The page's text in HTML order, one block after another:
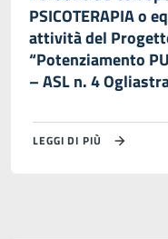
PSICOTERAPIA o
attività del
“Potenziamento
– ASL n. 4
LEGGI DI PIÙ